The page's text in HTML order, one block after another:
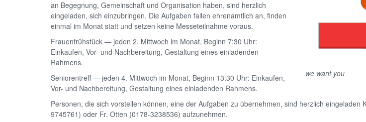
we want you
an Begegnung, Gemeinschaft und Organisation haben, sind herzlich
eingeladen, sich einzubringen. Die Aufgaben fallen ehrenamtlich an, finden
einmal im Monat statt und setzen keine Messeteilnahme voraus.
Frauenfrühstück — jeden 2. Mittwoch im Monat, Beginn 7:30 Uhr:
Einkaufen, Vor- und Nachbereitung, Gestaltung eines einladenden
Rahmens.
Seniorentreff — jeden 4. Mittwoch im Monat, Beginn 13:30 Uhr: Einkaufen,
Vor- und Nachbereitung, Gestaltung eines einladenden Rahmens.
Personen, die sich vorstellen können, eine der Aufgaben zu übernehmen, sind herzlich eingeladen
9745761) oder Fr. Otten (0178-3238536) aufzunehmen.